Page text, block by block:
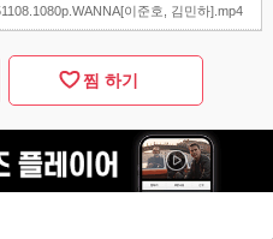
이준호, 김민하].mp4
찜 하기